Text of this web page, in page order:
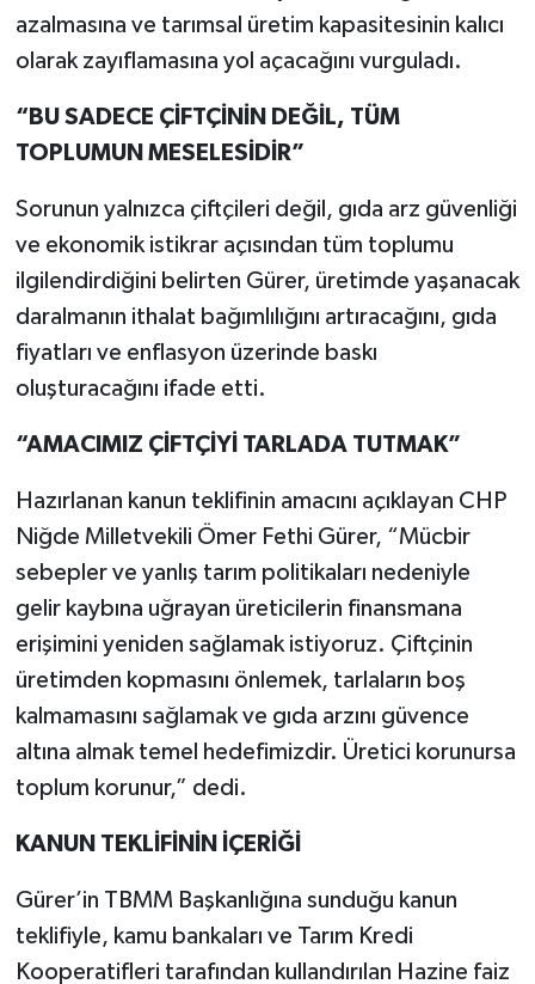
azalmasına ve tarımsal üretim kapasitesinin kalıcı
olarak zayıflamasına yol açacağını vurguladı.
“BU SADECE ÇİFTÇİNİN DEĞİL, TÜM
TOPLUMUN MESELESİDİR”
Sorunun yalnızca çiftçileri değil, gıda arz güvenliği
ve ekonomik istikrar açısından tüm toplumu
ilgilendirdiğini belirten Gürer, üretimde yaşanacak
daralmanın ithalat bağımlılığını artıracağını, gıda
fiyatları ve enflasyon üzerinde baskı
oluşturacağını ifade etti.
“AMACIMIZ ÇİFTÇİYİ TARLADA TUTMAK”
Hazırlanan kanun teklifinin amacını açıklayan CHP
Niğde Milletvekili Ömer Fethi Gürer, “Mücbir
sebepler ve yanlış tarım politikaları nedeniyle
gelir kaybına uğrayan üreticilerin finansmana
erişimini yeniden sağlamak istiyoruz. Çiftçinin
üretimden kopmasını önlemek, tarlaların boş
kalmamasını sağlamak ve gıda arzını güvence
altına almak temel hedefimizdir. Üretici korunursa
toplum korunur,” dedi.
KANUN TEKLİFİNİN İÇERİĞİ
Gürer’in TBMM Başkanlığına sunduğu kanun
teklifiyle, kamu bankaları ve Tarım Kredi
Kooperatifleri tarafından kullandırılan Hazine faiz